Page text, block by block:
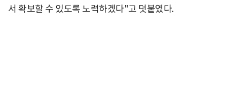
서 확보할 수 있도록 노력하겠다"고 덧붙였다.